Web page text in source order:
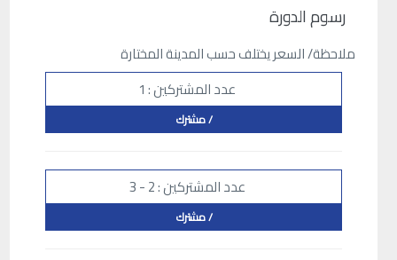
رسوم الدورة
ملاحظة/ السعر يختلف حسب المدينة المختارة
عدد المشتركين : 1
/ مشترك
عدد المشتركين : 2 - 3
/ مشترك